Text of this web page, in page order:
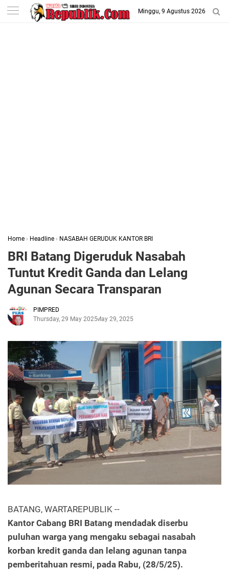
-->
Minggu, 9 Agustus 2026
Home › Headline › NASABAH GERUDUK KANTOR BRI
BRI Batang Digeruduk Nasabah
Tuntut Kredit Ganda dan Lelang
Agunan Secara Transparan
PIMPRED
Thursday, 29 May 2025May 29, 2025
BATANG, WARTAREPUBLIK --
Kantor Cabang BRI Batang mendadak diserbu
puluhan warga yang mengaku sebagai nasabah
korban kredit ganda dan lelang agunan tanpa
pemberitahuan resmi, pada Rabu, (28/5/25).